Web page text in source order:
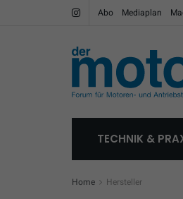
Abo Mediaplan
TECHNIK &
Home Hersteller